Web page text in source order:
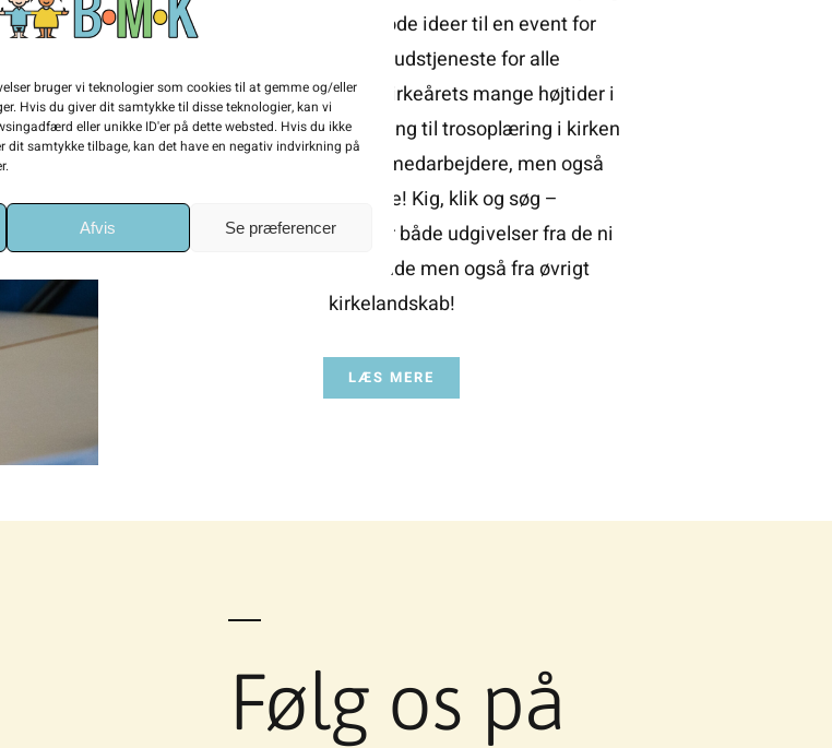
bruger vi teknologier som cookies til at gemme og/eller
Hvis du giver dit samtykke til disse teknologier, kan vi
eller unikke ID'er på dette websted. Hvis du ikke
dit samtykke tilbage, kan det have en negativ indvirkning på
Afvis Se præferencer
til et forløb i klubben! Gode ideer til en event for
nabolaget eller en gudstjeneste for alle
generationer! Forslag til kirkeårets mange højtider i
børnehøjde og håndsrækning til trosoplæring i kirken
og derhjemme! Mest til medarbejdere, men også
relevant for forældre! Kig, klik og søg –
ressourcebanken rummer både udgivelser fra de ni
organisationers baglande men også fra øvrigt
kirkelandskab!
LÆS MERE
Følg os på